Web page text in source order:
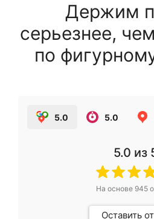
Держим
серьезнее,
по
5.0 5.0
5.0 из
На основе 945
Оставить